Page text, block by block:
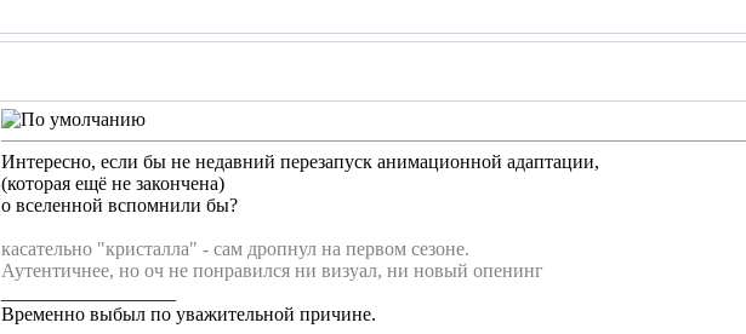
Интересно, если бы не недавний перезапуск анимационной адаптации,
(которая ещё не закончена)
о вселенной вспомнили бы?
касательно "кристалла" - сам дропнул на первом сезоне.
Аутентичнее, но оч не понравился ни визуал, ни новый опенинг
Временно выбыл по уважительной причине.